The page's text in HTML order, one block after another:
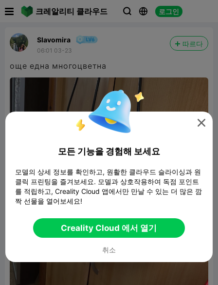
크레알리티 클라우드   로그인
Slavomira
06:01 03-23
따르다
още една многоцветна

모든 기능을 경험해 보세요
모델의 상세 정보를 확인하고, 원활한 클라우드 슬라이싱과 원
클릭 프린팅을 즐겨보세요. 모델과 상호작용하여 독점 포인트
를 적립하고, Creality Cloud 앱에서만 만날 수 있는 더 많은 깜
짝 선물을 열어보세요!
Creality Cloud 에서 열기
취소